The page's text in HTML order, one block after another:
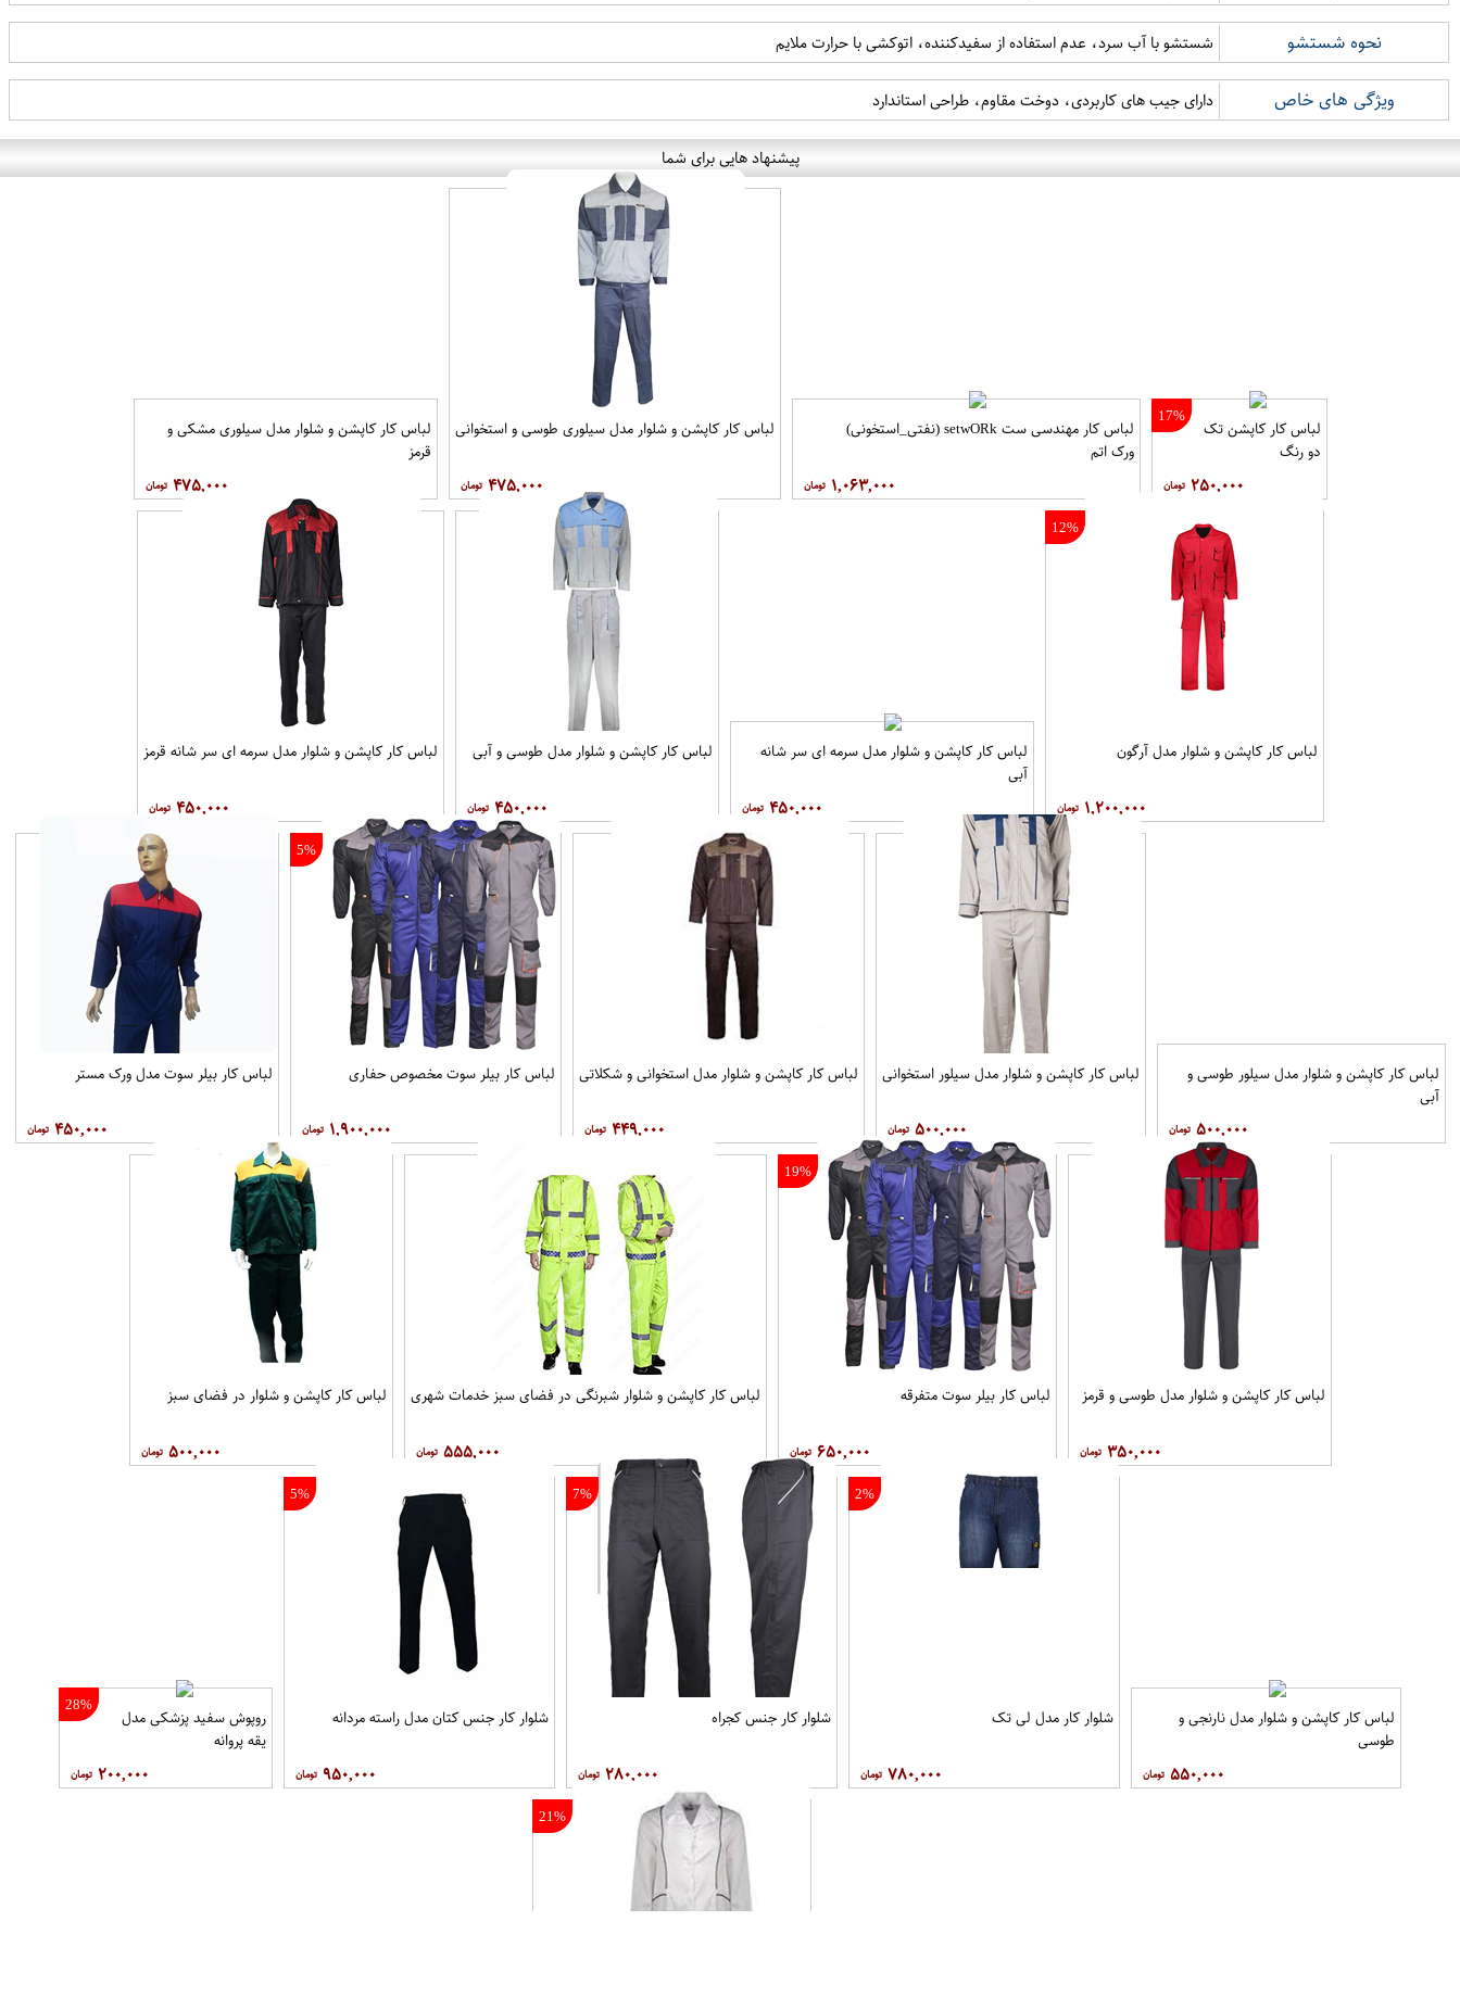
نحوه شستشو شستشو با آب سرد، عدم استفاده از سفیدکننده، اتوکشی با حرارت ملایم
ویژگی های خاص دارای جیب های کاربردی، دوخت مقاوم، طراحی استاندارد
پیشنهاد هایی برای شما
17%
لباس کار کاپشن تک
دو رنگ
۲۵۰,۰۰۰
لباس کار مهندسی ست setwO​Rk (نفتی_استخونی)
ورک اتم
۱,۰۶۳,۰۰۰
لباس کار کاپشن و شلوار مدل سيلوری طوسی و استخوانی
۴۷۵,۰۰۰
لباس کار کاپشن و شلوار مدل سیلوری مشکی و
قرمز
۴۷۵,۰۰۰
12%
لباس کار کاپشن و شلوار مدل آرگون
۱,۲۰۰,۰۰۰
لباس کار کاپشن و شلوار مدل سرمه ای سر شانه
آبی
۴۵۰,۰۰۰
لباس کار کاپشن و شلوار مدل طوسی و آبی
۴۵۰,۰۰۰
لباس کار کاپشن و شلوار مدل سرمه ای سر شانه قرمز
۴۵۰,۰۰۰
لباس کار کاپشن و شلوار مدل سیلور طوسی و
آبی
۵۰۰,۰۰۰
لباس کار کاپشن و شلوار مدل سیلور استخوانی
۵۰۰,۰۰۰
لباس کار کاپشن و شلوار مدل استخوانی و شکلاتی
۴۴۹,۰۰۰
5%
لباس کار بیلر سوت مخصوص حفاری
۱,۹۰۰,۰۰۰
لباس کار بیلر سوت مدل ورک مستر
۴۵۰,۰۰۰
لباس کار کاپشن و شلوار مدل طوسی و قرمز
۳۵۰,۰۰۰
19%
لباس کار بیلر سوت متفرقه
۶۵۰,۰۰۰
لباس کار کاپشن و شلوار شبرنگی در فضای سبز خدمات شهری
۵۵۵,۰۰۰
لباس کار کاپشن و شلوار در فضای سبز
۵۰۰,۰۰۰
لباس کار کاپشن و شلوار مدل نارنجی و
طوسی
۵۵۰,۰۰۰
2%
شلوار کار مدل لی تک
۷۸۰,۰۰۰
7%
شلوار کار جنس کجراه
۲۸۰,۰۰۰
5%
شلوار کار جنس کتان مدل راسته مردانه
۹۵۰,۰۰۰
28%
روپوش سفید پزشکی مدل
یقه پروانه
۲۰۰,۰۰۰
21%